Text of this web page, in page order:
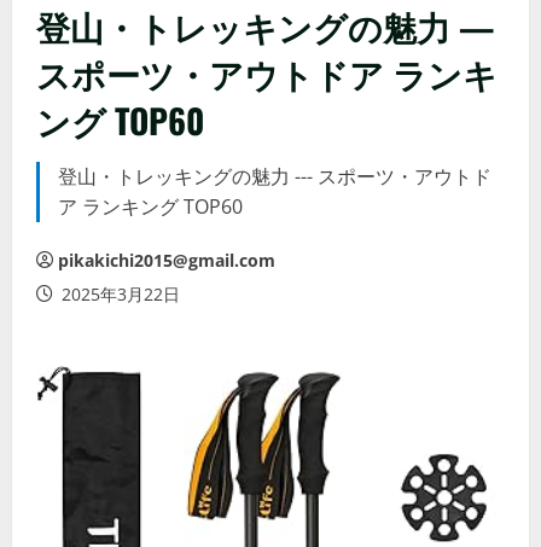
登山・トレッキングの魅力 —
スポーツ・アウトドア ランキ
ング TOP60
登山・トレッキングの魅力 --- スポーツ・アウトド
ア ランキング TOP60
pikakichi2015@gmail.com
2025年3月22日